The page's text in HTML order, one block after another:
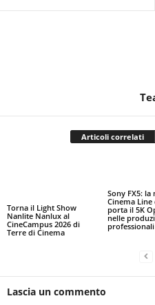
Articoli correlati
Torna il Light Show
Nanlite Nanlux al
CineCampus 2026 di
Terre di Cinema
Sony FX5: la
Cinema
porta il 5K
nelle
professionali
Lascia un commento